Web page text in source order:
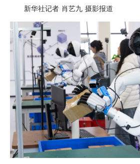
新华社记者 肖艺九 摄影报道